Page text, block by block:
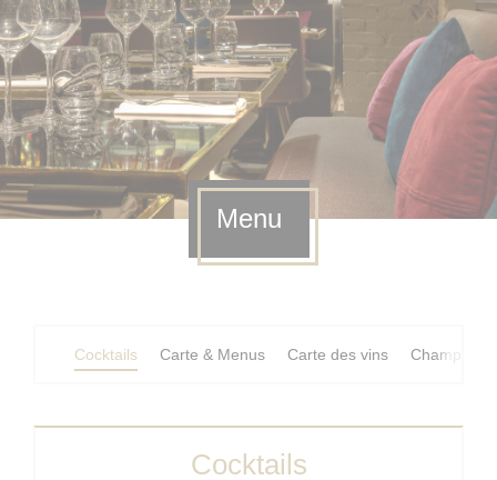
Menu
Cocktails Carte & Menus Carte des vins
Cocktails